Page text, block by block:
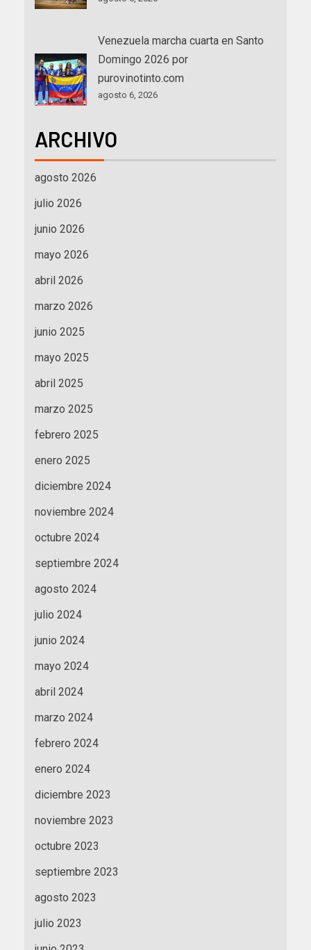
Venezuela marcha cuarta en Santo
Domingo 2026 por
purovinotinto.com
agosto 6, 2026
ARCHIVO
agosto 2026
julio 2026
junio 2026
mayo 2026
abril 2026
marzo 2026
junio 2025
mayo 2025
abril 2025
marzo 2025
febrero 2025
enero 2025
diciembre 2024
noviembre 2024
octubre 2024
septiembre 2024
agosto 2024
julio 2024
junio 2024
mayo 2024
abril 2024
marzo 2024
febrero 2024
enero 2024
diciembre 2023
noviembre 2023
octubre 2023
septiembre 2023
agosto 2023
julio 2023